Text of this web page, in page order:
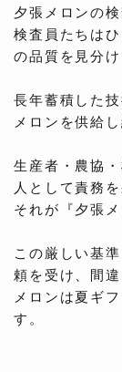
夕張メロンの
検査員たちは
の品質を見分け
長年蓄積した
メロンを供給
生産者・農協
人として責務
それが『夕張メ
この厳しい基
頼を受け、間
メロンは夏ギ
す。